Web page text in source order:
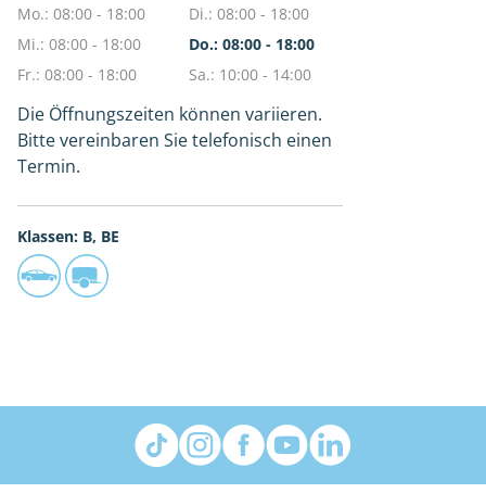
Mo.: 08:00 - 18:00
Di.: 08:00 - 18:00
Mi.: 08:00 - 18:00
Do.: 08:00 - 18:00
Fr.: 08:00 - 18:00
Sa.: 10:00 - 14:00
Die Öffnungszeiten können variieren.
Bitte vereinbaren Sie telefonisch einen
Termin.
Klassen: B, BE